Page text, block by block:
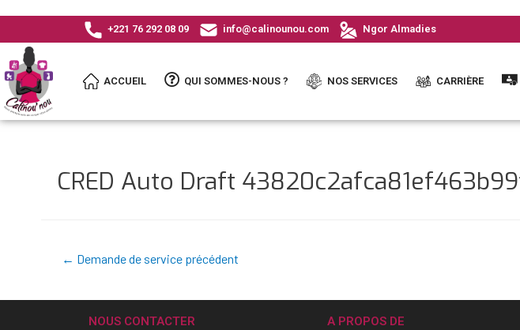
+221 76 292 08 09 info@calinounou.com Ngor Almadies
ACCUEIL QUI SOMMES-NOUS ? NOS SERVICES CARRIÈRE
CRED Auto Draft
← Demande de service précédent
NOUS CONTACTER A PROPOS DE